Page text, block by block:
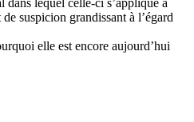
suspicion grandissant à l’égard
elle est encore aujourd’hui